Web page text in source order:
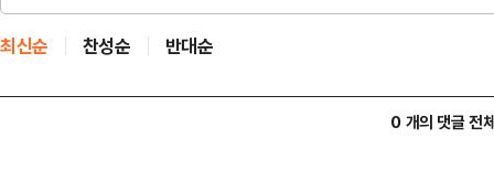
최신순 찬성순 반대순
0 개의 댓글 전